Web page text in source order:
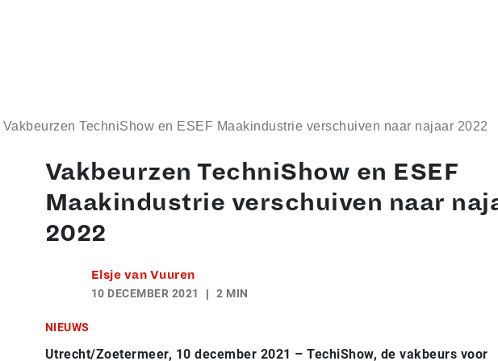
Vakbeurzen TechniShow en ESEF Maakindustrie verschuiven naar najaar 2022
Vakbeurzen TechniShow en ESEF
Maakindustrie verschuiven naar
2022
Elsje van Vuuren
10 DECEMBER 2021
2 MIN
NIEUWS
Utrecht/Zoetermeer, 10 december 2021 – TechiShow, de vakbeurs voor